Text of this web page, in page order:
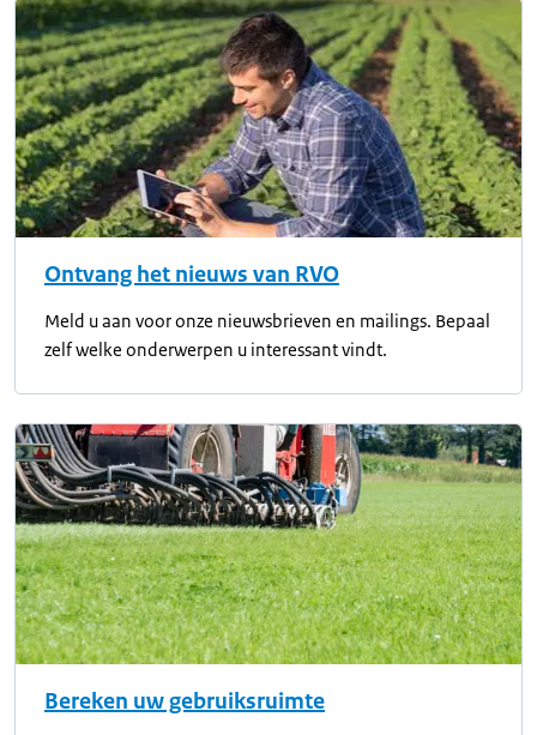
Ontvang het nieuws van RVO
Meld u aan voor onze nieuwsbrieven en mailings. Bepaal
zelf welke onderwerpen u interessant vindt.
Bereken uw gebruiksruimte